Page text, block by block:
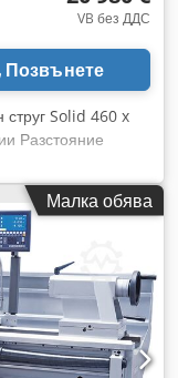
VB без ДДС
Позвънете
Solid 460 x
Разстояние
центровете: 230
460 мм
мм Максимален
леглото: 300 мм
DIN 55029,
250 – 1700 об/мин
– 3,065 мм/об.
подавания
(41): 0,1 – 14 мм
на пинолата:
Малка обява